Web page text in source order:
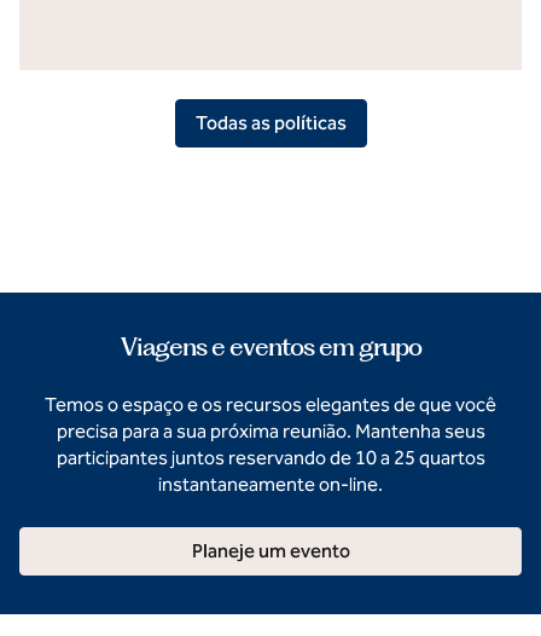
Todas as políticas
Viagens e eventos em grupo
Temos o espaço e os recursos elegantes de que você
precisa para a sua próxima reunião. Mantenha seus
participantes juntos reservando de 10 a 25 quartos
instantaneamente on-line.
Planeje um evento